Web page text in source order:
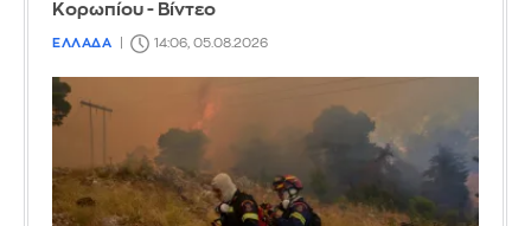
Κορωπίου - Βίντεο
ΕΛΛΑΔΑ 14:06, 05.08.2026